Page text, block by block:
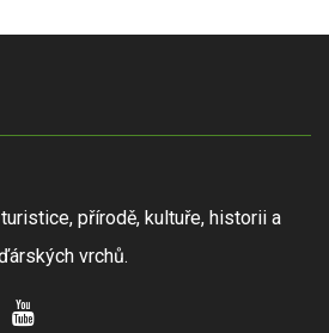
přírodě, kultuře, historii a
vrchů.